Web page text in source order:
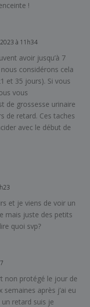
!
à 11h34
avoir jusqu’à 7
considérons cela
et 35 jours). Si vous
vous
de grossesse urinaire
de retard. Ces taches
avec le début de
et je viens de voir un
mais juste des petits
quoi svp?
non protégé le jour de
après j’ai eu
un retard suis je